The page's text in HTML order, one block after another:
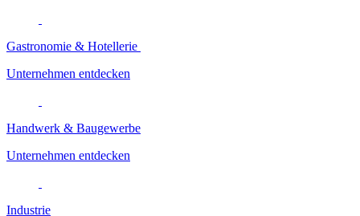
Gastronomie & Hotellerie
Unternehmen entdecken
Handwerk & Baugewerbe
Unternehmen entdecken
Industrie